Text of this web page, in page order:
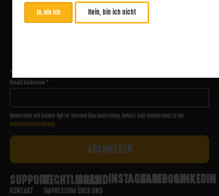
*
Email Addresse*
Newsletter mit Double-Opt-In. Versand über Mailchimp. Details zum Datenschutz in der
Datenschutzerklärung.
SUPPORT
KONTAKT
RECHTLICHES
IMPRESSUM
BRAND
ÜBER UNS
INSTAGRAMFACEBOOKLINKEDIN
Ja, bin ich Nein, bin ich nicht